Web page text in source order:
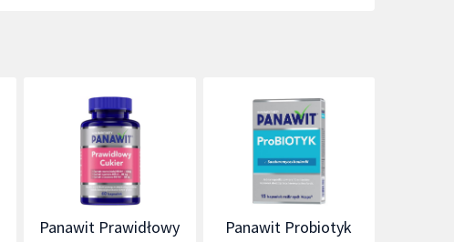
Panawit Prawidłowy
Panawit Probiotyk